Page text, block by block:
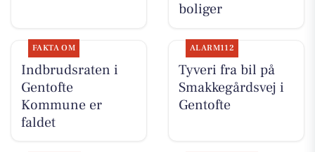
boliger
FAKTA OM
Indbrudsraten i
Gentofte
Kommune er
faldet
ALARM112
Tyveri fra bil på
Smakkegårdsvej i
Gentofte